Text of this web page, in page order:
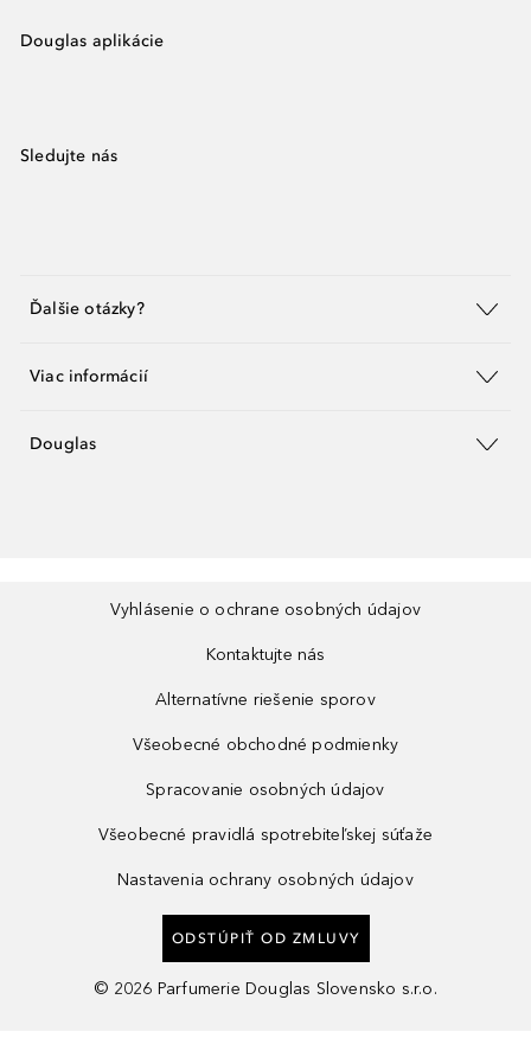
Douglas aplikácie
Sledujte nás
Ďalšie otázky?
Viac informácií
Douglas
Vyhlásenie o ochrane osobných údajov
Kontaktujte nás
Alternatívne riešenie sporov
Všeobecné obchodné podmienky
Spracovanie osobných údajov
Všeobecné pravidlá spotrebiteľskej súťaže
Nastavenia ochrany osobných údajov
ODSTÚPIŤ OD ZMLUVY
© 2026 Parfumerie Douglas Slovensko s.r.o.